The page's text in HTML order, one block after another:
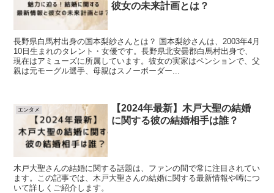
彼女の未来計画とは？
長野県白馬村出身の国本梨紗さんとは？ 国本梨紗さんは、2003年4月
10日生まれのタレント・女優です。長野県北安曇郡白馬村出身で、
現在はアミューズに所属しています。彼女の実家はペンションで、父
親は元モーグル選手、母親はスノーボーダー...
エンタメ
【2024年最新】木戸大聖の結婚
に関する彼の結婚相手は誰？
木戸大聖さんの結婚に関する話題は、ファンの間で常に注目されてい
ます。この記事では、木戸大聖さんの結婚に関する最新情報や噂につ
いて詳しくご紹介します。